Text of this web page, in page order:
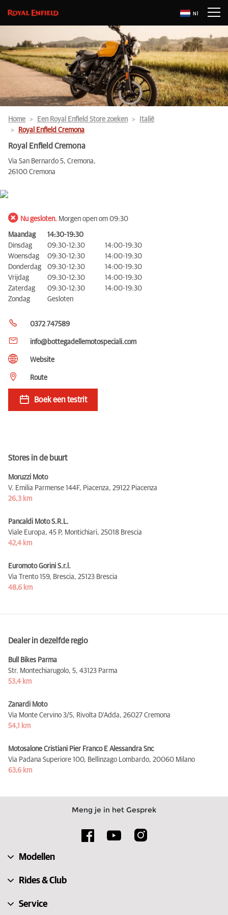
Nl
Home Een Royal Enfield Store zoeken
Italië
Royal Enfield Cremona
Royal Enfield Cremona
Via San Bernardo 5, Cremona,
26100 Cremona
Nu gesloten. Morgen open om 09:30
Maandag
14:30-19:30
Dinsdag
09:30-12:30
14:00-19:30
Woensdag
09:30-12:30
14:00-19:30
Donderdag
09:30-12:30
14:00-19:30
Vrijdag
09:30-12:30
14:00-19:30
Zaterdag
09:30-12:30
14:00-19:30
Zondag
Gesloten
0372 747589
info@bottegadellemotospeciali.com
Website
Route
Boek een testrit
Stores in de buurt
Moruzzi Moto
V. Emilia Parmense 144F, Piacenza, 29122 Piacenza
26,3 km
Pancaldi Moto S.R.L.
Viale Europa, 45 P, Montichiari, 25018 Brescia
42,4 km
Euromoto Gorini S.r.l.
Via Trento 159, Brescia, 25123 Brescia
48,6 km
Dealer in dezelfde regio
Bull Bikes Parma
Str. Montechiarugolo, 5, 43123 Parma
53,4 km
Zanardi Moto
Via Monte Cervino 3/5, Rivolta D'Adda, 26027 Cremona
54,1 km
Motosalone Cristiani Pier Franco E Alessandra Snc
Via Padana Superiore 100, Bellinzago Lombardo, 20060 Milano
63,6 km
Meng je in het Gesprek
Modellen
Rides & Club
Service